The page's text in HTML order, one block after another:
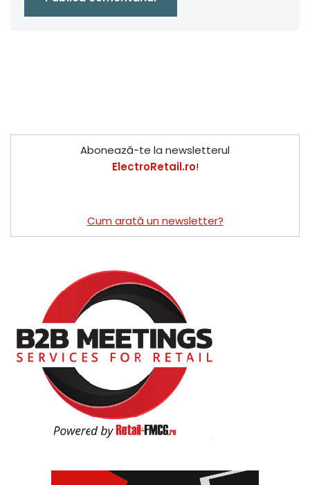
Abonează-te la newsletterul
ElectroRetail.ro!
Cum arată un newsletter?